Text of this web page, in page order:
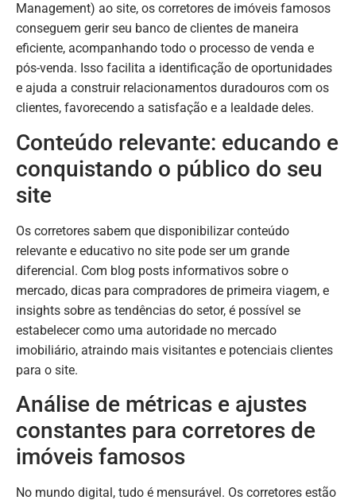
Management) ao site, os corretores de imóveis famosos
conseguem gerir seu banco de clientes de maneira
eficiente, acompanhando todo o processo de venda e
pós-venda. Isso facilita a identificação de oportunidades
e ajuda a construir relacionamentos duradouros com os
clientes, favorecendo a satisfação e a lealdade deles.
Conteúdo relevante: educando e
conquistando o público do seu
site
Os corretores sabem que disponibilizar conteúdo
relevante e educativo no site pode ser um grande
diferencial. Com blog posts informativos sobre o
mercado, dicas para compradores de primeira viagem, e
insights sobre as tendências do setor, é possível se
estabelecer como uma autoridade no mercado
imobiliário, atraindo mais visitantes e potenciais clientes
para o site.
Análise de métricas e ajustes
constantes para corretores de
imóveis famosos
No mundo digital, tudo é mensurável. Os corretores estão